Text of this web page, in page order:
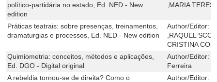
político-partidária no estado, Ed. NED - New
edition
,MARIA
Práticas teatrais: sobre presenças, treinamentos,
dramaturgias e processos, Ed. NED - New edition
Author/Editor:
,RAQUEL
CRISTINA
Quimiometria: conceitos, métodos e aplicações,
Ed. DGO - Digital original
Author/Editor:
Ferreira
A rebeldia tornou-se de direita? Como o
Author/Editor: